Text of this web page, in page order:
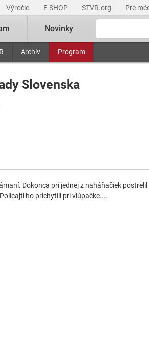
Výročie E-SHOP STVR.org Pre
Archív Program
Novinky
Slovenska
Dokonca pri jednej z naháňačiek postrelil
ho prichytili pri vlúpačke....